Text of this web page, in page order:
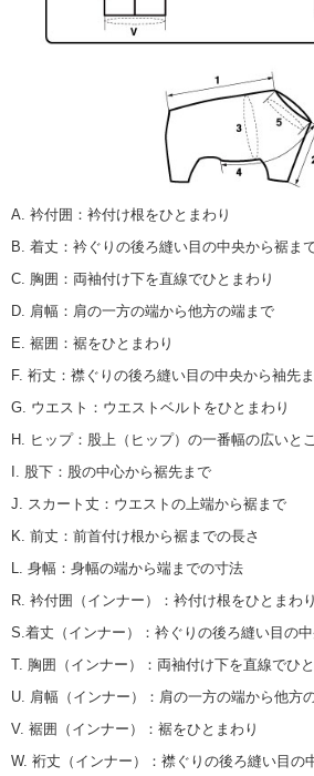
A. 衿付囲 ： 衿付け根をひとまわり
B. 着丈 ： 衿ぐりの後ろ縫い目の中央から裾ま
C. 胸囲 ： 両袖付け下を直線でひとまわり
D. 肩幅 ： 肩の一方の端から他方の端まで
E. 裾囲 ： 裾をひとまわり
F. 裄丈 ： 襟ぐりの後ろ縫い目の中央から袖先
G. ウエスト ： ウエストベルトをひとまわり
H. ヒップ： 股上（ヒップ）の一番幅の広いと
I. 股下 ： 股の中心から裾先まで
J. スカート丈 ： ウエストの上端から裾まで
K. 前丈 ： 前首付け根から裾までの長さ
L. 身幅 ： 身幅の端から端までの寸法
R. 衿付囲（インナー）
： 衿付け根をひとまわり
S.着丈（インナー）
： 衿ぐりの後ろ縫い目の
T. 胸囲（インナー）
： 両袖付け下を直線でひ
U. 肩幅（インナー）
： 肩の一方の端から他方
V. 裾囲（インナー）
： 裾をひとまわり
W. 裄丈（インナー）
： 襟ぐりの後ろ縫い目の